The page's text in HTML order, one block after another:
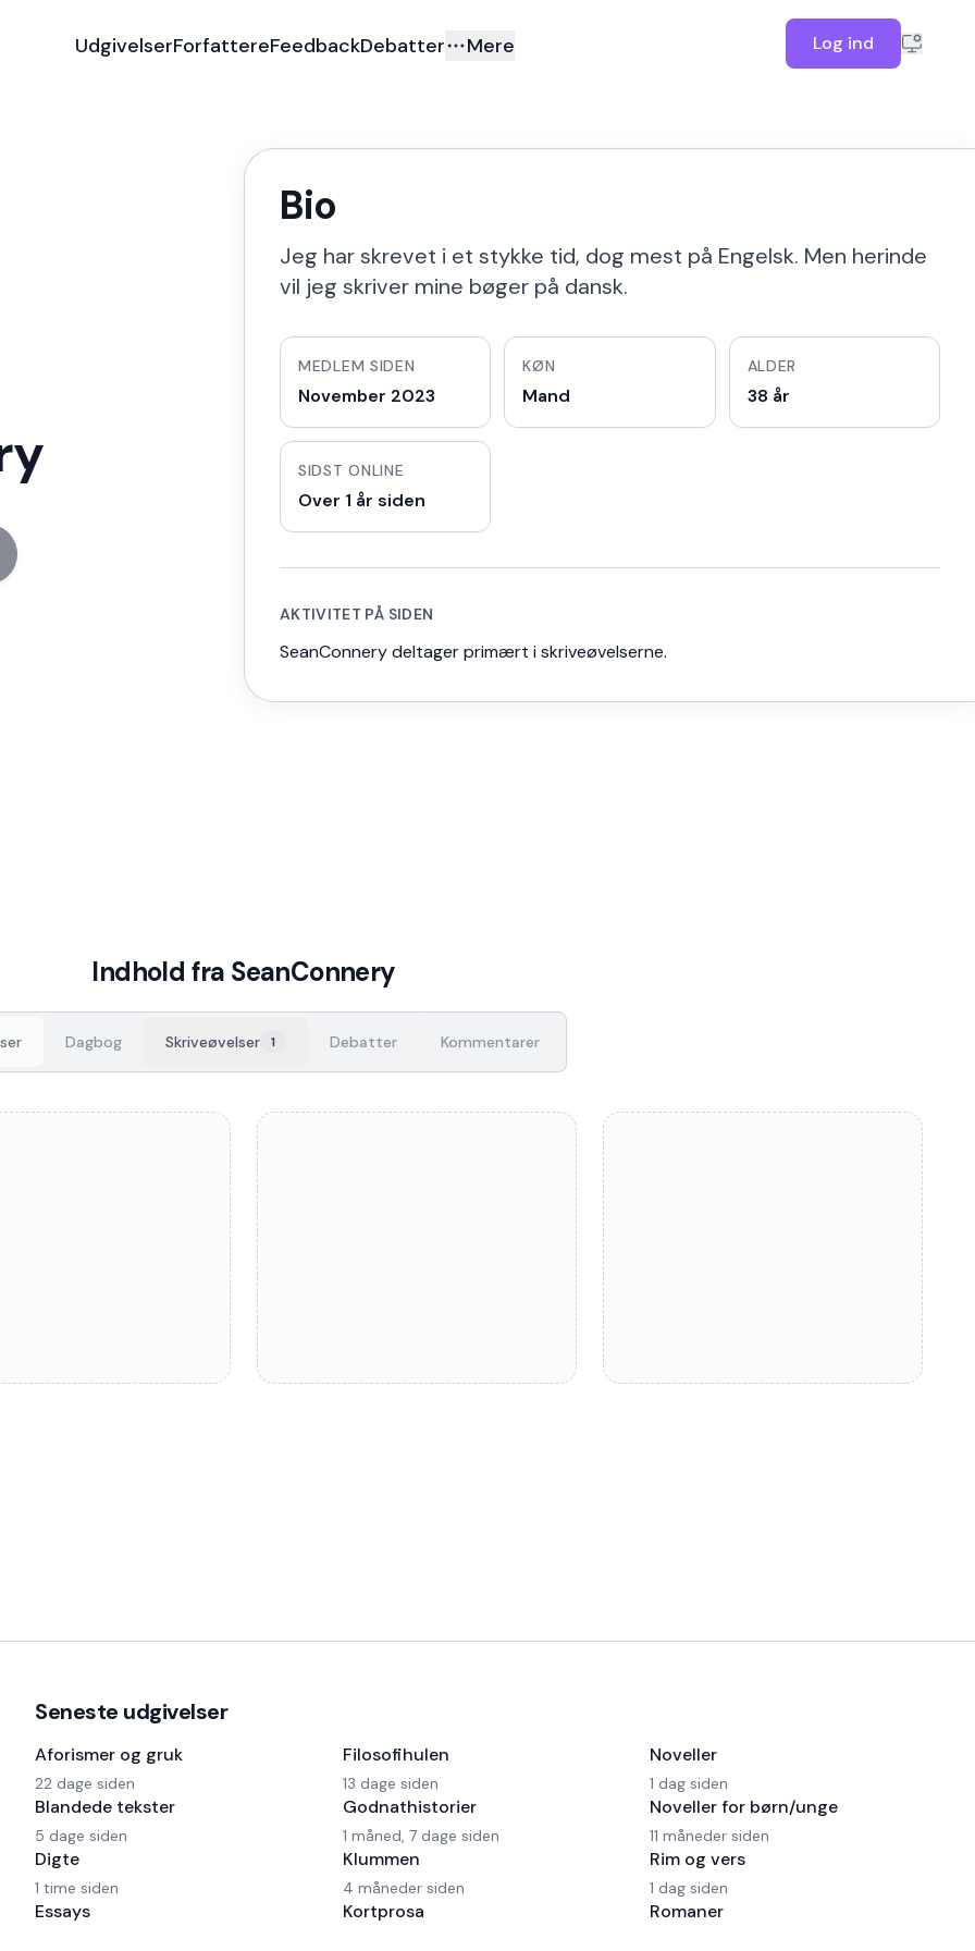
UdgivelserForfattereFeedbackDebatter Mere Log ind
Bio
Jeg har skrevet i et stykke tid, dog mest på Engelsk. Men herinde
vil jeg skriver mine bøger på dansk.
MEDLEM SIDEN
November 2023
KØN
Mand
ALDER
38 år
SIDST ONLINE
Over 1 år siden
AKTIVITET PÅ SIDEN
SeanConnery deltager primært i skriveøvelserne.
Indhold fra SeanConnery
Dagbog Skriveøvelser 1 Debatter Kommentarer
Seneste udgivelser
Aforismer og gruk
22 dage siden
Blandede tekster
5 dage siden
Digte
1 time siden
Essays
Filosofihulen
13 dage siden
Godnathistorier
1 måned, 7 dage siden
Klummen
4 måneder siden
Kortprosa
Noveller
1 dag siden
Noveller for børn/unge
11 måneder siden
Rim og vers
1 dag siden
Romaner